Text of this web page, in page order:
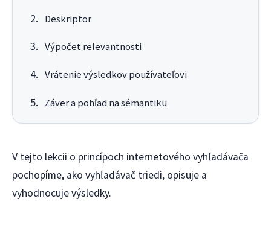
Deskriptor
Výpočet relevantnosti
Vrátenie výsledkov používateľovi
Záver a pohľad na sémantiku
V tejto lekcii o princípoch internetového vyhľadávača
pochopíme, ako vyhľadávač triedi, opisuje a
vyhodnocuje výsledky.